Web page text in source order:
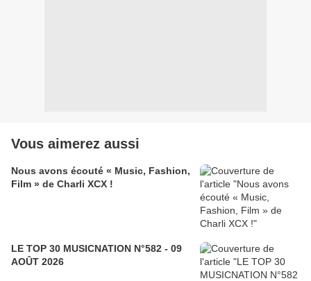
Vous aimerez aussi
Nous avons écouté « Music, Fashion,
Film » de Charli XCX !
LE TOP 30 MUSICNATION N°582 - 09
AOÛT 2026